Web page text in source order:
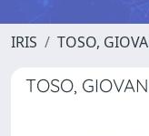
IRIS TOSO,
TOSO,